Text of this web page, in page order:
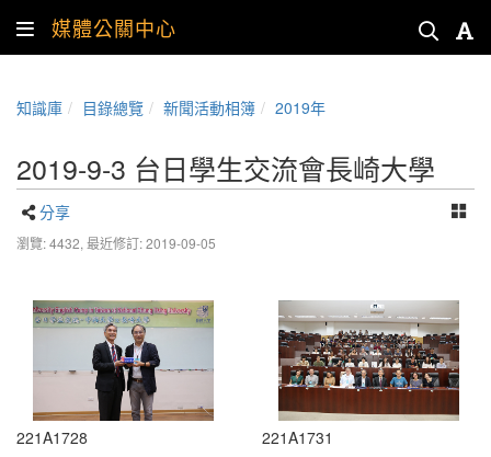
媒體公關中心
知識庫 目錄總覽 新聞活動相簿 2019年
2019-9-3 台日學生交流會長崎大學
分享
瀏覽: 4432, 最近修訂: 2019-09-05
221A1728 221A1731